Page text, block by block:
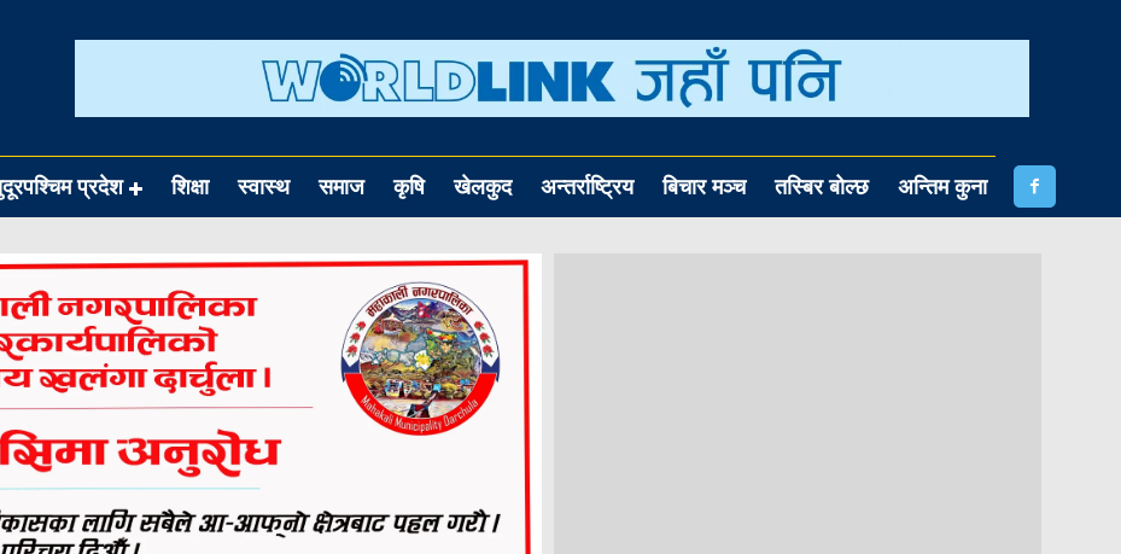
प्रदेश शिक्षा स्वास्थ समाज कृषि खेलकुद अन्तर्राष्ट्रिय बिचार मञ्च तस्बिर बोल्छ अन्तिम कुना